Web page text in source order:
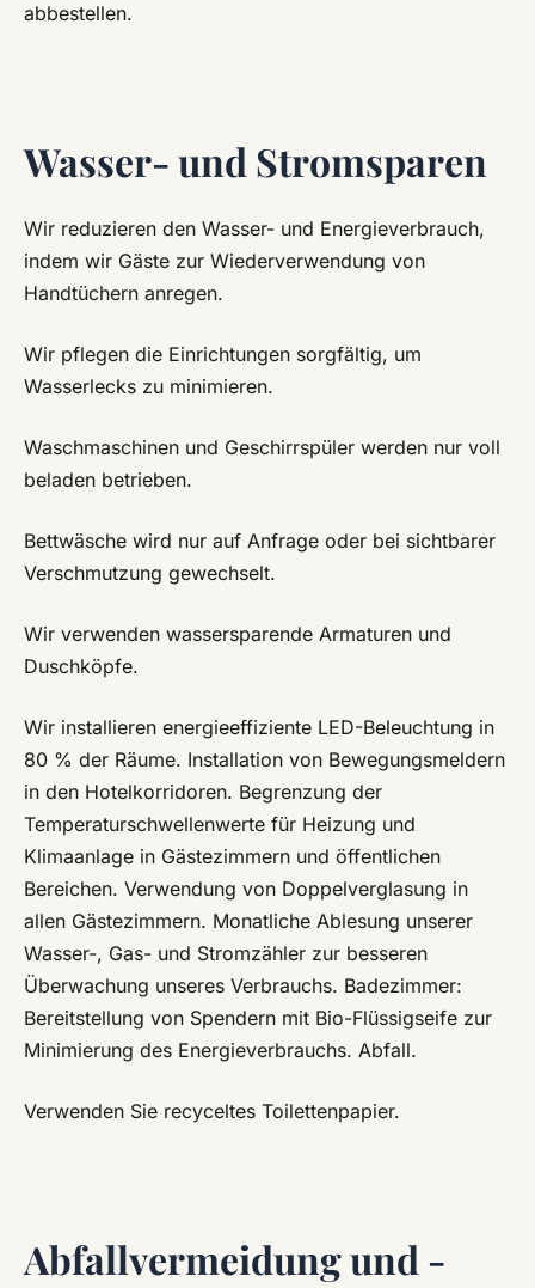
abbestellen.
Wasser- und Stromsparen
Wir reduzieren den Wasser- und Energieverbrauch,
indem wir Gäste zur Wiederverwendung von
Handtüchern anregen.
Wir pflegen die Einrichtungen sorgfältig, um
Wasserlecks zu minimieren.
Waschmaschinen und Geschirrspüler werden nur voll
beladen betrieben.
Bettwäsche wird nur auf Anfrage oder bei sichtbarer
Verschmutzung gewechselt.
Wir verwenden wassersparende Armaturen und
Duschköpfe.
Wir installieren energieeffiziente LED-Beleuchtung in
80 % der Räume. Installation von Bewegungsmeldern
in den Hotelkorridoren. Begrenzung der
Temperaturschwellenwerte für Heizung und
Klimaanlage in Gästezimmern und öffentlichen
Bereichen. Verwendung von Doppelverglasung in
allen Gästezimmern. Monatliche Ablesung unserer
Wasser-, Gas- und Stromzähler zur besseren
Überwachung unseres Verbrauchs. Badezimmer:
Bereitstellung von Spendern mit Bio-Flüssigseife zur
Minimierung des Energieverbrauchs. Abfall.
Verwenden Sie recyceltes Toilettenpapier.
Abfallvermeidung und -